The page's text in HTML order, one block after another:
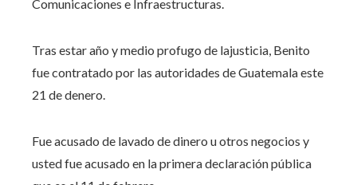
Comunicaciones e Infraestructuras.
Tras estar año y medio profugo de lajusticia, Benito
fue contratado por las autoridades de Guatemala este
21 de denero.
Fue acusado de lavado de dinero u otros negocios y
usted fue acusado en la primera declaración pública